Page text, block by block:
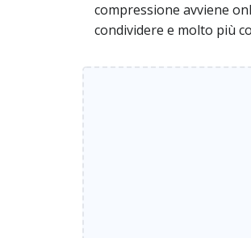
compressione avviene
condividere e molto più